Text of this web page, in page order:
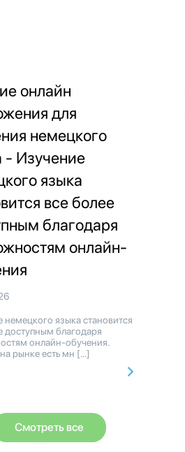
онлайн
для
немецкого
- Изучение
языка
все более
благодаря
онлайн-
немецкого языка становится
доступным благодаря
онлайн-обучения.
рынке есть мн […]
Смотреть все